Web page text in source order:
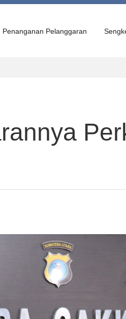
Penanganan Pelanggaran